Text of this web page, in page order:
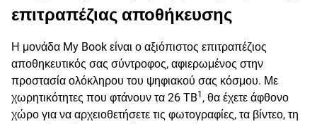
επιτραπέζιας αποθήκευσης
Η μονάδα My Book είναι ο αξιόπιστος επιτραπέζιος
αποθηκευτικός σας σύντροφος, αφιερωμένος στην
προστασία ολόκληρου του ψηφιακού σας κόσμου. Με
χωρητικότητες που φτάνουν τα 26 TB1 , θα έχετε άφθονο
χώρο για να αρχειοθετήσετε τις φωτογραφίες, τα βίντεο, τη